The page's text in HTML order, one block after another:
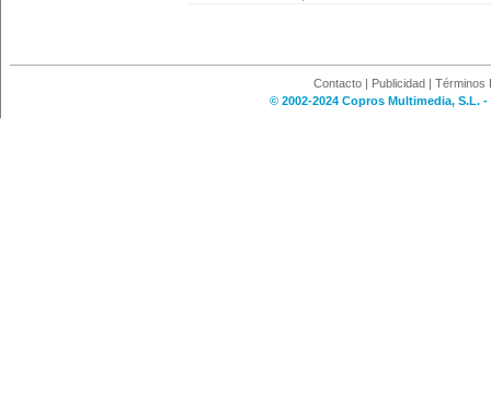
Contacto | Publicidad | Términos
© 2002-2024 Copros Multimedia, S.L.